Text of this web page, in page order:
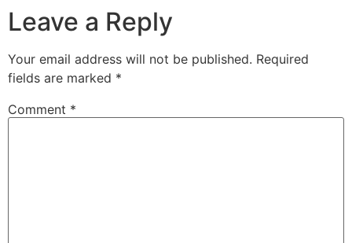
Leave a Reply
Your email address will not be published. Required
fields are marked *
Comment *